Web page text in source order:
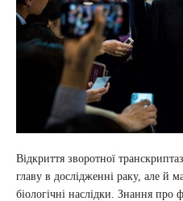
Відкриття зворотної
главу в дослідженні раку, але й
біологічні наслідки. Знання про